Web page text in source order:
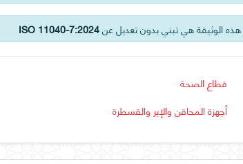
هذه الوثيقة هي تبني بدون تعديل عنISO 11040-7:2024
قطاع الصحة
أجهزة المحاقن والإبر والقسطرة